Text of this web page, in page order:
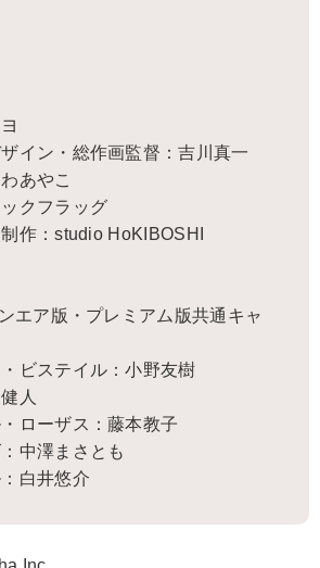
イン・総作画監督：吉川真一
あやこ
クフラッグ
作：studio HoKIBOSHI
エア版・プレミアム版共通キャ
ビステイル：小野友樹
人
ローザス：藤本教子
中澤まさとも
白井悠介